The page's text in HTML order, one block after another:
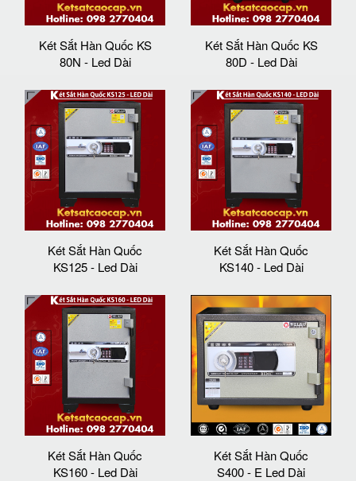
Két Sắt Hàn Quốc KS
80N - Led Dài
Két Sắt Hàn Quốc KS
80D - Led Dài
Két Sắt Hàn Quốc
KS125 - Led Dài
Két Sắt Hàn Quốc
KS140 - Led Dài
Két Sắt Hàn Quốc
KS160 - Led Dài
Két Sắt Hàn Quốc
S400 - E Led Dài